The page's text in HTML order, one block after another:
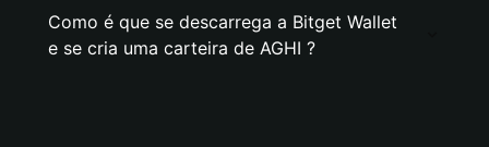
Como é que se descarrega a Bitget Wallet
e se cria uma carteira de AGHI ?